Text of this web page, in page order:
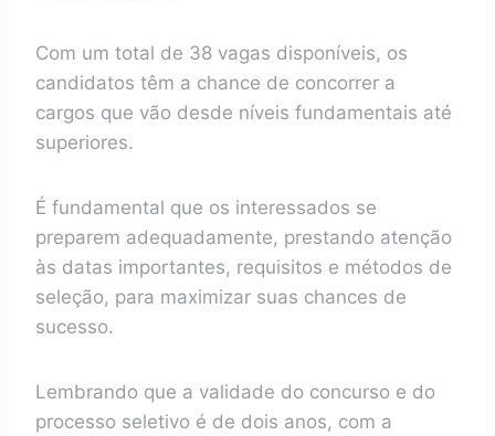
Com um total de 38 vagas disponíveis, os
candidatos têm a chance de concorrer a
cargos que vão desde níveis fundamentais até
superiores.
É fundamental que os interessados se
preparem adequadamente, prestando atenção
às datas importantes, requisitos e métodos de
seleção, para maximizar suas chances de
sucesso.
Lembrando que a validade do concurso e do
processo seletivo é de dois anos, com a